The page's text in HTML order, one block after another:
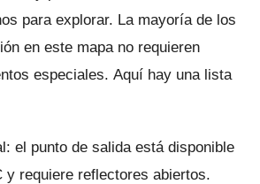
para explorar. La mayoría de los
en este mapa no requieren
especiales. Aquí hay una lista
el punto de salida está disponible
y requiere reflectores abiertos.